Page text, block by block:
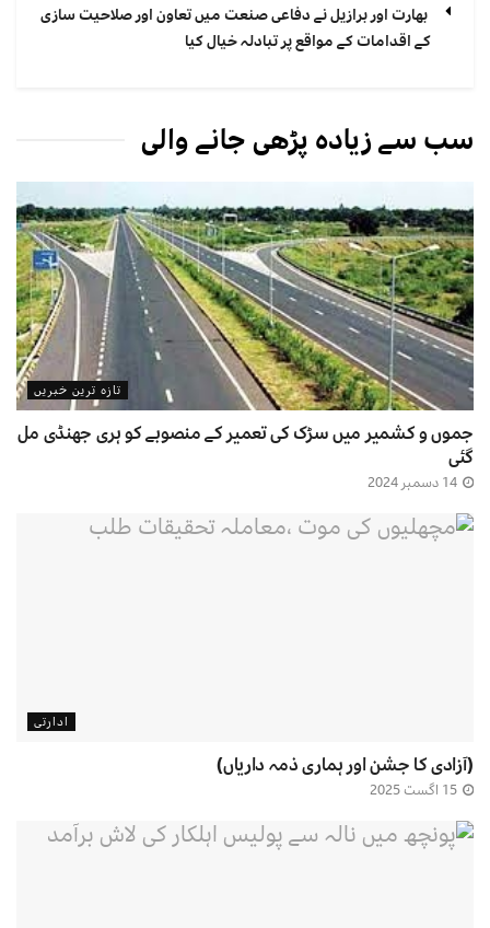
بھارت اور برازیل نے دفاعی صنعت میں تعاون اور صلاحیت سازی
کے اقدامات کے مواقع پر تبادلہ خیال کیا
سب سے زیادہ پڑھی جانے والی
تازہ ترین خبریں
جموں و کشمیر میں سڑک کی تعمیر کے منصوبے کو ہری جھنڈی مل
گئی
ادارتی
(آزادی کا جشن اور ہماری ذمہ داریاں)